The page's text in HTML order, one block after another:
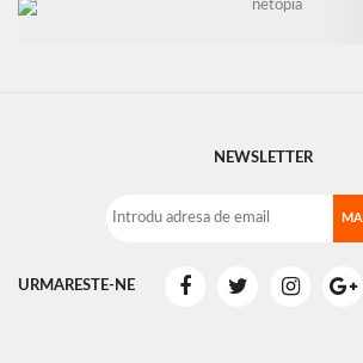
NEWSLETTER
URMARESTE-NE